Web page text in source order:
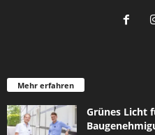
Mehr erfahren
Grünes Licht